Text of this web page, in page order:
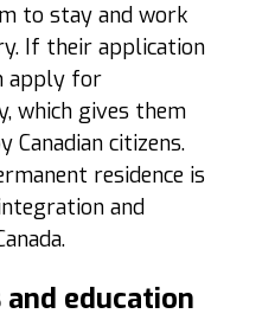
to stay and work
If their application
apply for
which gives them
Canadian citizens.
residence is
and
education